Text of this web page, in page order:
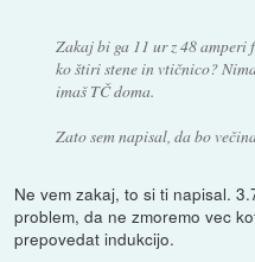
Zakaj bi ga 11 ur z 48 amperi
ko štiri stene in vtičnico?
imaš TČ doma.
Zato sem napisal, da bo
Ne vem zakaj, to si ti napisal.
problem, da ne zmoremo vec
prepovedat indukcijo.